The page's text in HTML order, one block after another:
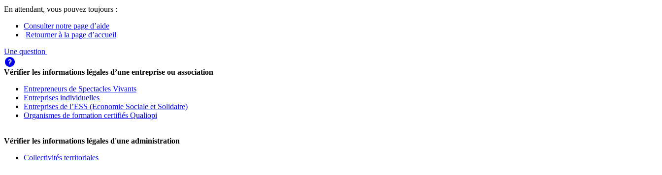
En attendant, vous pouvez toujours :
Consulter notre page d’aide
Retourner à la page d’accueil
Une question
Vérifier les informations légales d’une entreprise ou association
Entrepreneurs de Spectacles Vivants
Entreprises individuelles
Entreprises de l’ESS (Economie Sociale et Solidaire)
Organismes de formation certifiés Qualiopi
Vérifier les informations légales d'une administration
Collectivités territoriales